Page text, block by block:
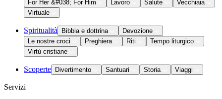
For Her &#038; For Him
Lavoro Salute
Vecchiaia
Virtuale
Spiritualità Bibbia e dottrina
Devozione
Le nostre croci
Preghiera Riti
Tempo liturgico
Virtù cristiane
Scoperte Divertimento Santuari Storia Viaggi
Servizi